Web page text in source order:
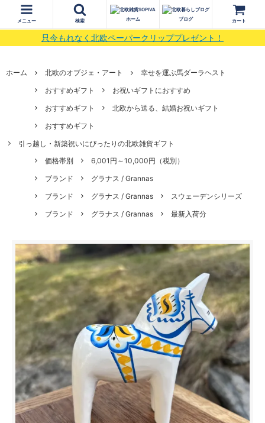
只今もれなく北欧ペーパークリッププレゼント！
メニュー 検索 ホーム ブログ カート
ホーム 北欧のオブジェ・アート
幸せを運ぶ馬ダーラヘスト
おすすめギフト
お祝いギフトにおすすめ
おすすめギフト
北欧から送る、結婚お祝いギフト
おすすめギフト
引っ越し・新築祝いにぴったりの北欧雑貨ギフト
価格帯別
6,001円～10,000円（税別）
ブランド
グラナス / Grannas
ブランド
グラナス / Grannas
スウェーデンシリーズ
ブランド
グラナス / Grannas 最新入荷分